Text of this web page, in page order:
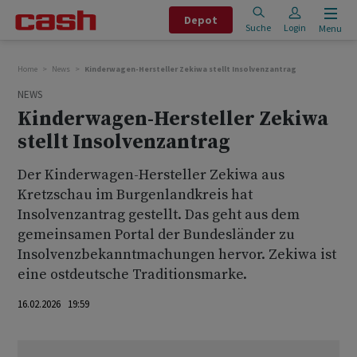
Depot
Suche Login Menu
Home News Kinderwagen-Hersteller Zekiwa stellt Insolvenzantrag
NEWS
Kinderwagen-Hersteller Zekiwa
stellt Insolvenzantrag
Der Kinderwagen-Hersteller Zekiwa aus
Kretzschau im Burgenlandkreis hat
Insolvenzantrag gestellt. Das geht aus dem
gemeinsamen Portal der Bundesländer zu
Insolvenzbekanntmachungen hervor. Zekiwa ist
eine ostdeutsche Traditionsmarke.
16.02.2026 19:59